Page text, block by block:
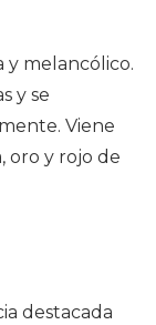
y melancólico.
y se
Viene
oro y rojo de
destacada